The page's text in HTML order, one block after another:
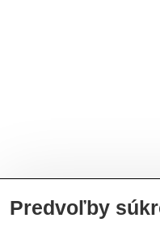
Predvoľby